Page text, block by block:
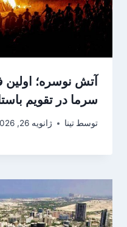
آتش نوسره؛
سرما در تقویم
توسط تینا ژانویه 26, 2026